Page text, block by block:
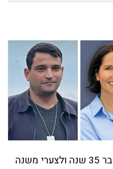
אני מלווה את מועצת העיר כבר 35 שנה ולצערי משנה